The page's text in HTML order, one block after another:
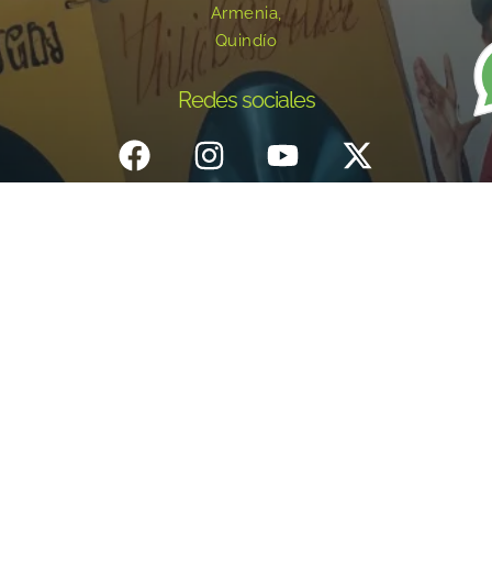
Armenia,
Quindío
Redes sociales